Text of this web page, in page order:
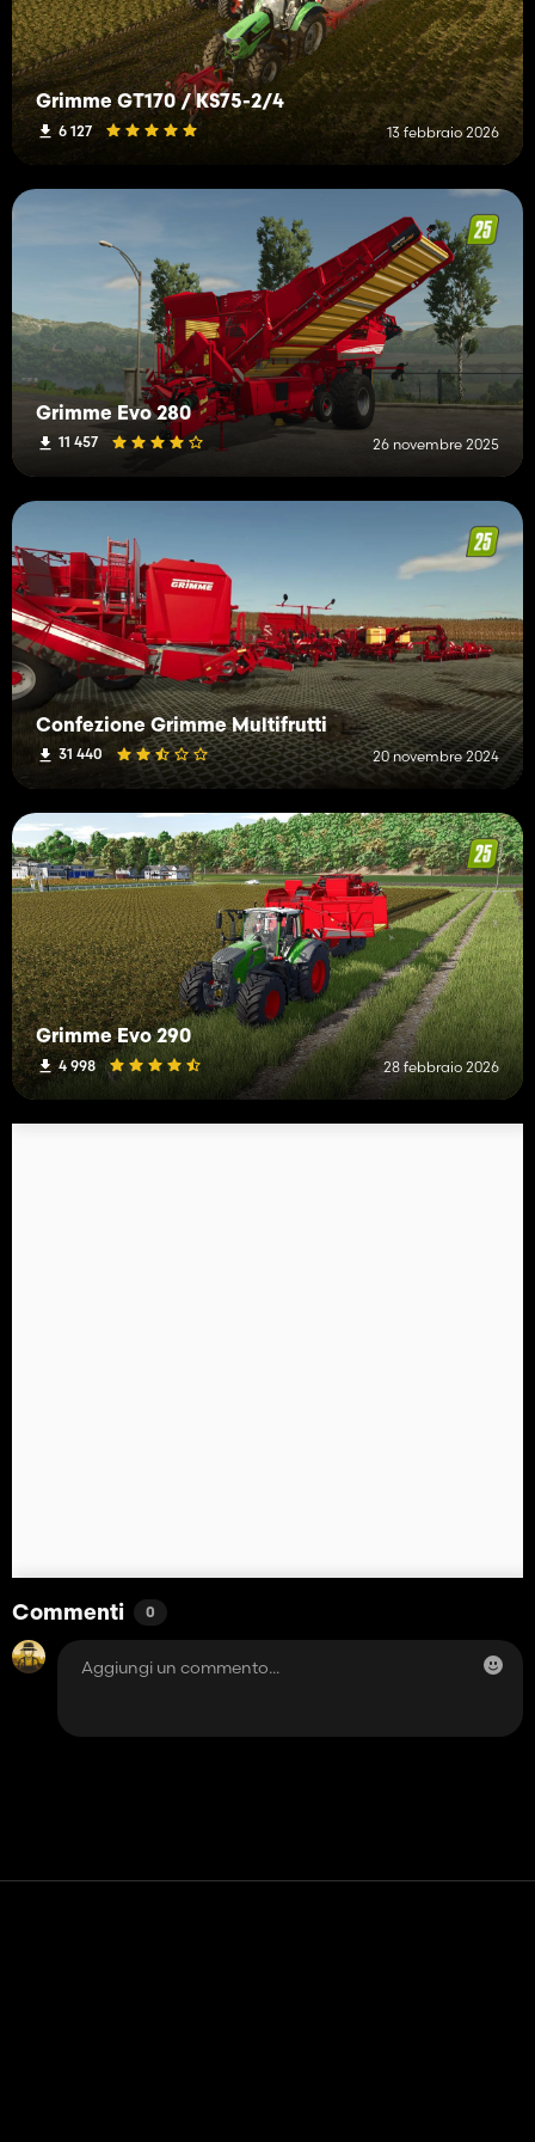
Grimme GT170 / KS75-2/4
6 127 13 febbraio 2026
Grimme Evo 280
11 457 26 novembre 2025
Confezione Grimme Multifrutti
31 440 20 novembre 2024
Grimme Evo 290
4 998 28 febbraio 2026
Commenti 0